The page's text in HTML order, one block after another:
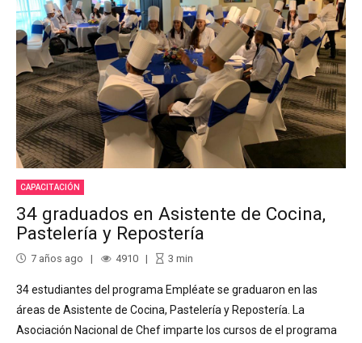
CAPACITACIÓN
34 graduados en Asistente de Cocina,
Pastelería y Repostería
7 años ago 4910 3 min
34 estudiantes del programa Empléate se graduaron en las
áreas de Asistente de Cocina, Pastelería y Repostería. La
Asociación Nacional de Chef imparte los cursos de el programa